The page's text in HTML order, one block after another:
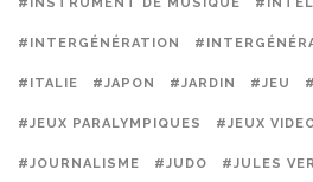
#INTERGÉNÉRATION
#ITALIE #JAPON #JARDIN #JEU
#JEUX PARALYMPIQUES #JEUX
#JOURNALISME #JUDO #JULES